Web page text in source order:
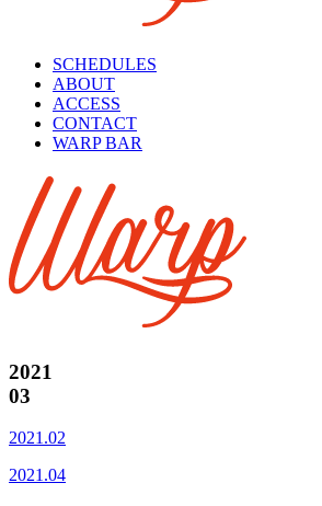
SCHEDULES
ABOUT
ACCESS
CONTACT
WARP BAR
2021
03
2021.02
2021.04